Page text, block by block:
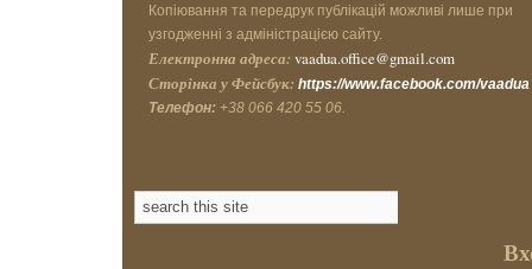
Копіювання та передрук публікацій можливі лише при
узгодженні з адміністрацією сайту.
Електронна адреса: vaadua.office@gmail.com
Сторінка у Фейсбук: https://www.facebook.com/vaadua
Телефон: +38 066 420 55 06.